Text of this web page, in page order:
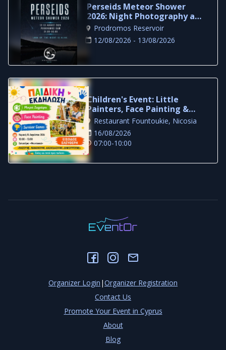
Perseids Meteor Shower
2026: Night Photography at
Prodromos Dam
Prodromos Reservoir
12/08/2026 - 13/08/2026
Children's Event: Little
Painters, Face Painting &
Survivor Games in Nicosia
Restaurant Fountoukie, Nicosia
16/08/2026
07:00-10:00
Organizer Login |Organizer Registration
Contact Us
Promote Your Event in Cyprus
About
Blog